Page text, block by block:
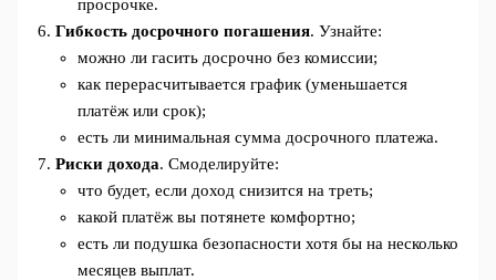
просрочке.
Гибкость досрочного погашения. Узнайте:
можно ли гасить досрочно без комиссии;
как перерасчитывается график (уменьшается
платёж или срок);
есть ли минимальная сумма досрочного платежа.
Риски дохода. Смоделируйте:
что будет, если доход снизится на треть;
какой платёж вы потянете комфортно;
есть ли подушка безопасности хотя бы на несколько
месяцев выплат.